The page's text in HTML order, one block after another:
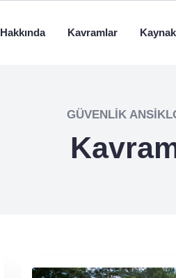
Hakkında Kavramlar
GÜVENLIK